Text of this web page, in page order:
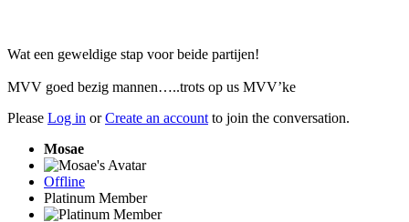
Wat een geweldige stap voor beide partijen!
MVV goed bezig mannen…..trots op us MVV’ke
Please Log in orCreate an accountto join the conversation.
Mosae
Offline
Platinum Member